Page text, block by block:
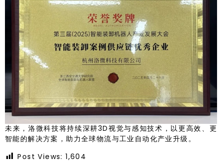
未来，洛微科技将持续深耕3D视觉与感知技术，以更高效、更
智能的解决方案，助力全球物流与工业自动化产业升级。
Post Views: 1,604